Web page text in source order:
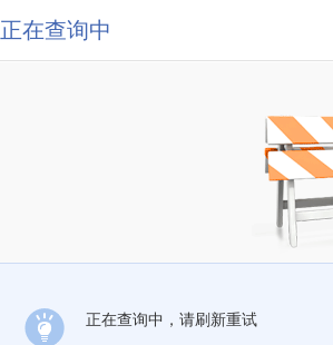
正在查询中
正在查询中，请刷新重试